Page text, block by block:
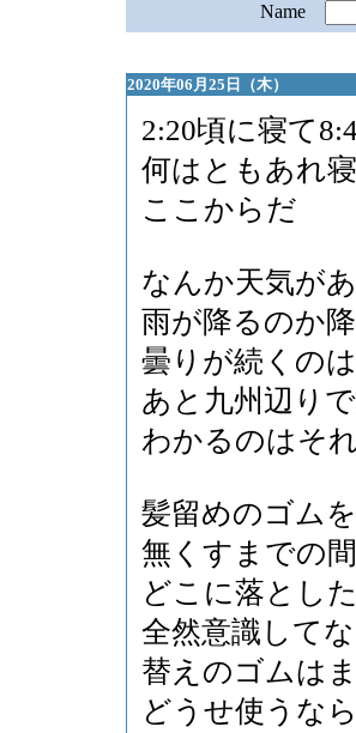
Name
2020年06月25日（木）
2:20頃に寝て
何はともあれ
ここからだ
なんか天気が
雨が降るのか
曇りが続くの
あと九州辺り
わかるのはそ
髪留めのゴム
無くすまでの
どこに落とし
全然意識して
替えのゴムは
どうせ使うな